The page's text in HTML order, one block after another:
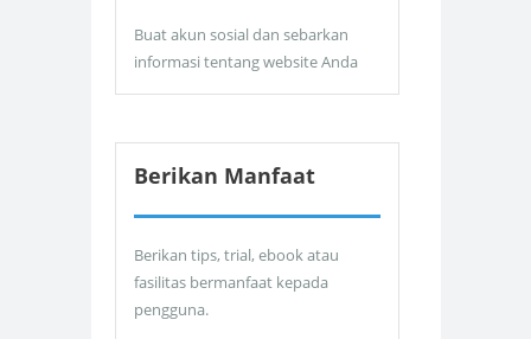
Buat akun sosial dan sebarkan
informasi tentang website Anda
Berikan Manfaat
Berikan tips, trial, ebook atau
fasilitas bermanfaat kepada
pengguna.